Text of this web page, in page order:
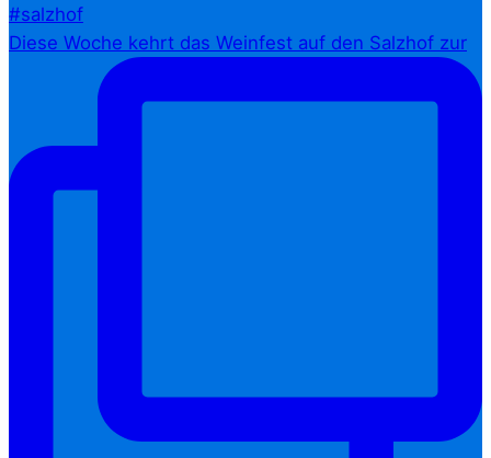
Diese Woche kehrt das Weinfest auf den Salzhof zur